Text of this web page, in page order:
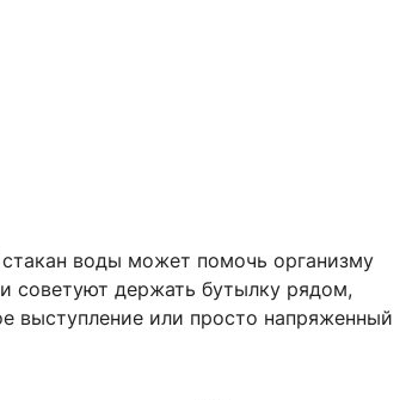
воды может помочь организму
советуют держать бутылку рядом,
выступление или просто напряженный